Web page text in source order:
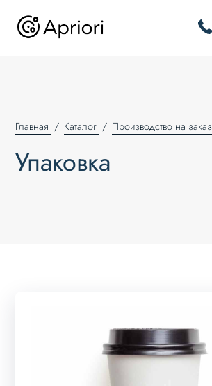
Главная Каталог Производство на заказ
Упаковка